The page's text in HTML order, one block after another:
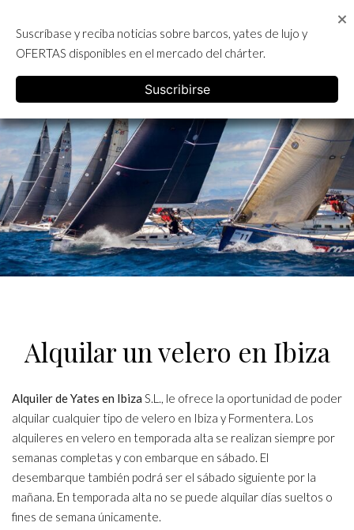
content
ALQUILER DE YATES EN IBIZA
Alquilar un velero en Ibiza
Alquiler de Yates en Ibiza S.L., le ofrece la oportunidad de poder
alquilar cualquier tipo de velero en Ibiza y Formentera. Los
alquileres en velero en temporada alta se realizan siempre por
semanas completas y con embarque en sábado. El
desembarque también podrá ser el sábado siguiente por la
mañana. En temporada alta no se puede alquilar días sueltos o
fines de semana únicamente.
Suscríbase y reciba noticias sobre barcos, yates de lujo y
OFERTAS disponibles en el mercado del chárter.
Suscribirse